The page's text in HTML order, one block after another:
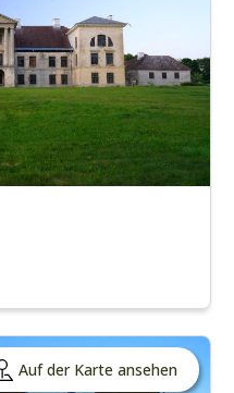
Auf der Karte ansehen